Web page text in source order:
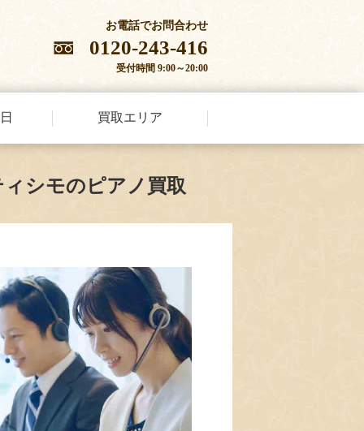
お電話でお問合わせ
0120-243-416
受付時間 9:00～20:00
買取エリア
シモのピアノ買取